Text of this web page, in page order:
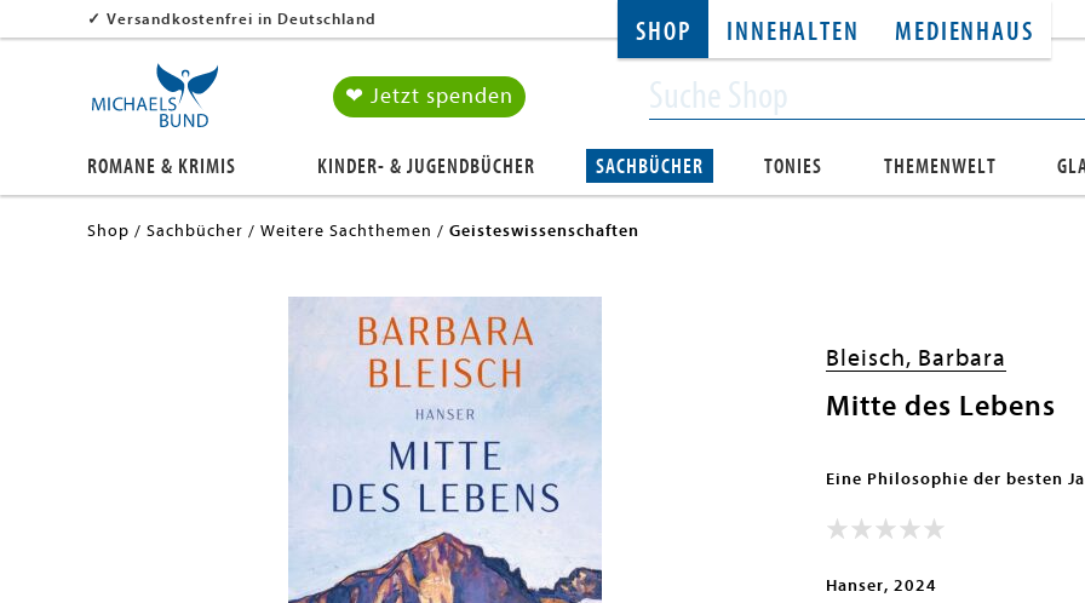
SHOP INNEHALTEN MEDIENHAUS
✓ Versandkostenfrei in Deutschland
❤ Jetzt spenden
ROMANE & KRIMIS KINDER- & JUGENDBÜCHER SACHBÜCHER TONIES THEMENWELT
Shop Sachbücher Weitere Sachthemen Geisteswissenschaften
Bleisch, Barbara
Mitte des Lebens
Eine Philosophie der besten
Hanser, 2024